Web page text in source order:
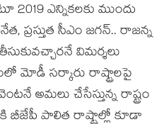
ఎన్నిక‌ల‌కు ముందు
ప్ర‌స్తుత సీఎం జ‌గ‌న్‌.. రాజన్న
విమ‌ర్శ‌లు
మోడీ స‌ర్కారు రాష్ట్రాల‌పై
అమ‌లు చేసేస్తున్న రాష్ట్రం
పాలిత రాష్ట్రాల్లో కూడా